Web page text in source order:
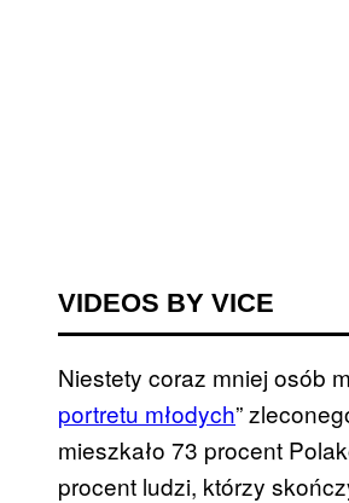
VIDEOS BY VICE
Niestety coraz mniej osób
portretu młodych”
mieszkało 73 procent
procent ludzi, którzy